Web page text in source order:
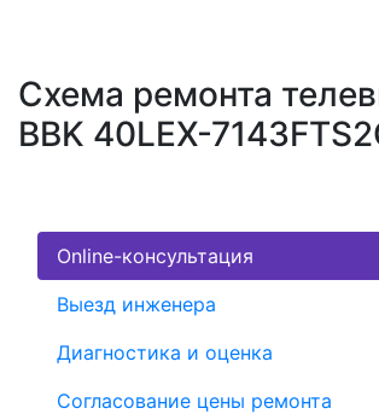
Схема ремонта
BBK 40LEX-
Online-консультация
Выезд инженера
Диагностика и оценка
Согласование цены ремонта